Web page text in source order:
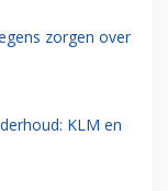
zorgen over
KLM en